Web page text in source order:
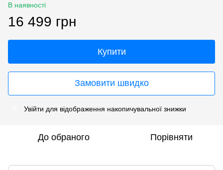
В наявності
16 499 грн
Купити
Замовити швидко
Увійти для відображення накопичувальної знижки
До обраного Порівняти